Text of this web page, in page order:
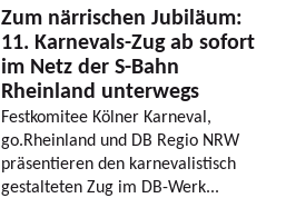
Zum närrischen Jubiläum:
11. Karnevals-Zug ab sofort
im Netz der S-Bahn
Rheinland unterwegs
Festkomitee Kölner Karneval,
go.Rheinland und DB Regio NRW
präsentieren den karnevalistisch
gestalteten Zug im DB-Werk...